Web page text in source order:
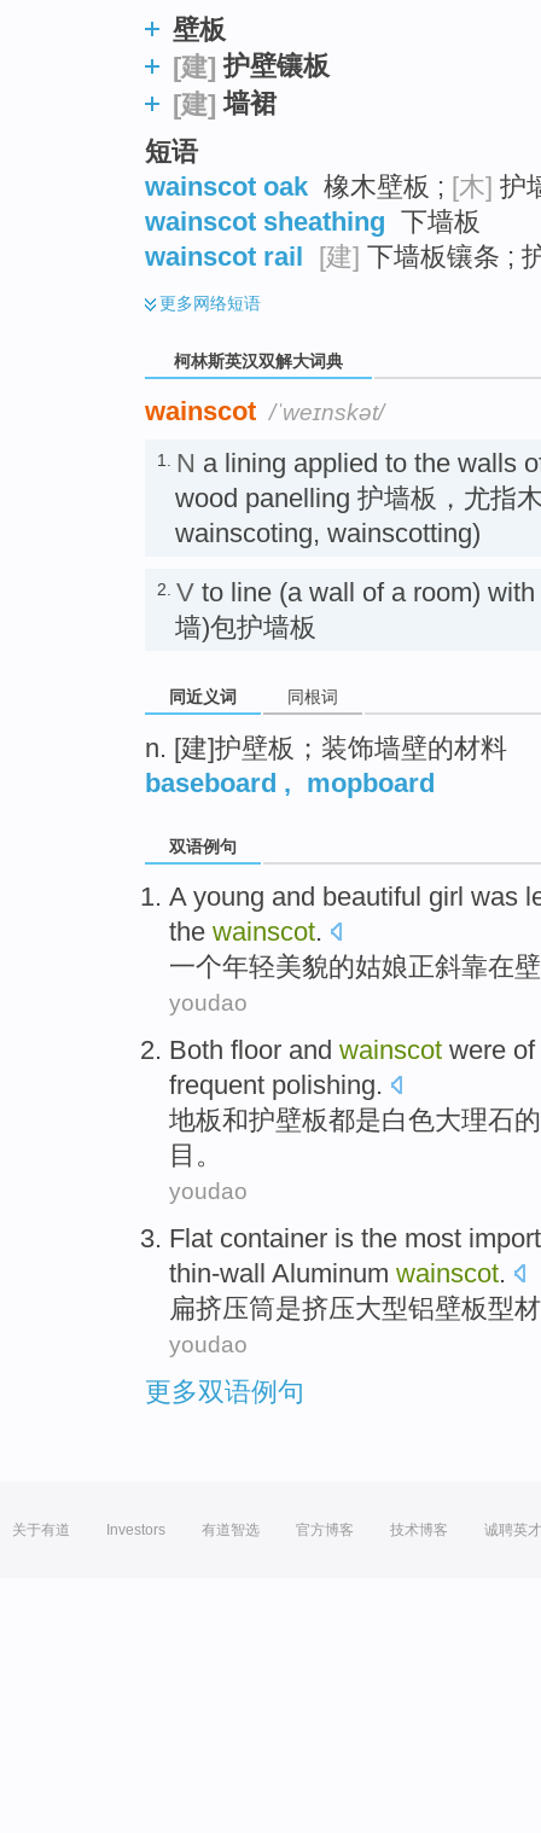
壁板
[建] 护壁镶板
[建] 墙裙
短语
wainscot oak 橡木壁板 ; [木] 护
wainscot sheathing 下墙板
wainscot rail
[建] 下墙板镶条 ;
更多网络短语
柯林斯英汉双解大词典
wainscot /ˈweɪnskət/
1. N a lining applied to the walls
wood panelling 护墙板，尤指
wainscoting, wainscotting)
2. V to line (a wall of a room)
墙)包护墙板
同近义词 同根词
n. [建]护壁板；装饰墙壁的材料
baseboard , mopboard
双语例句
A young and beautiful girl was
the wainscot.
一个年轻美貌的姑娘正斜靠在壁
youdao
Both floor and wainscot were of
frequent polishing.
地板和护壁板都是白色大理石的
目。
youdao
Flat container is the most
thin-wall Aluminum wainscot.
扁挤压筒是挤压大型铝壁板型材
youdao
更多双语例句
关于有道 Investors 有道智选 官方博客 技术博客 诚聘英才